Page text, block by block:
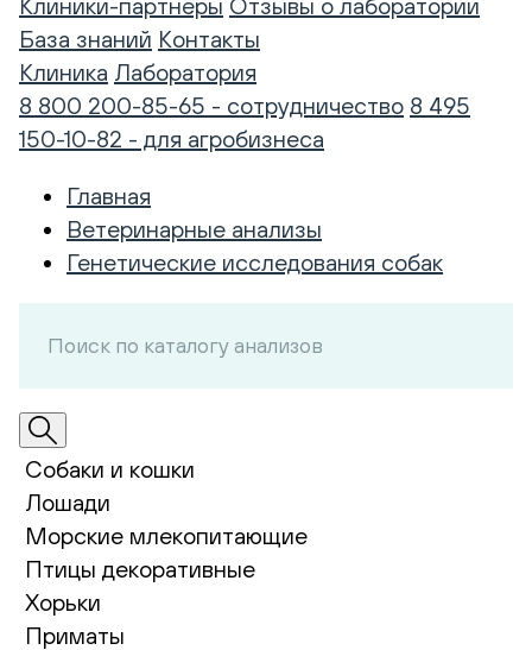
База знаний Контакты
Клиника Лаборатория
8 800 200-85-65 - сотрудничество 8 495
150-10-82 - для агробизнеса
Главная
Ветеринарные анализы
Генетические исследования собак
Собаки и кошки
Лошади
Морские млекопитающие
Птицы декоративные
Хорьки
Приматы